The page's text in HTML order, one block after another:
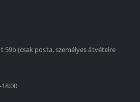
59b (csak posta, személyes átvételre